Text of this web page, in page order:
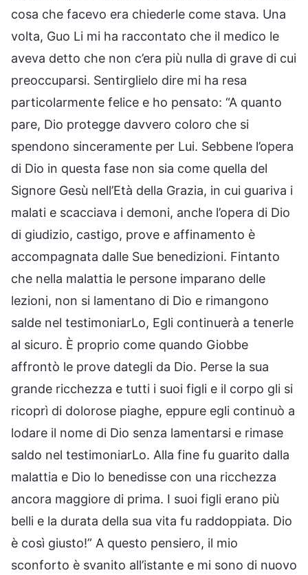
cosa che facevo era chiederle come stava. Una
volta, Guo Li mi ha raccontato che il medico le
aveva detto che non c’era più nulla di grave di cui
preoccuparsi. Sentirglielo dire mi ha resa
particolarmente felice e ho pensato: “A quanto
pare, Dio protegge davvero coloro che si
spendono sinceramente per Lui. Sebbene l’opera
di Dio in questa fase non sia come quella del
Signore Gesù nell’Età della Grazia, in cui guariva i
malati e scacciava i demoni, anche l’opera di Dio
di giudizio, castigo, prove e affinamento è
accompagnata dalle Sue benedizioni. Fintanto
che nella malattia le persone imparano delle
lezioni, non si lamentano di Dio e rimangono
salde nel testimoniarLo, Egli continuerà a tenerle
al sicuro. È proprio come quando Giobbe
affrontò le prove dategli da Dio. Perse la sua
grande ricchezza e tutti i suoi figli e il corpo gli si
ricoprì di dolorose piaghe, eppure egli continuò a
lodare il nome di Dio senza lamentarsi e rimase
saldo nel testimoniarLo. Alla fine fu guarito dalla
malattia e Dio lo benedisse con una ricchezza
ancora maggiore di prima. I suoi figli erano più
belli e la durata della sua vita fu raddoppiata. Dio
è così giusto!” A questo pensiero, il mio
sconforto è svanito all’istante e mi sono di nuovo